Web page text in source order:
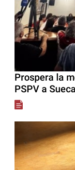
Prospera la
PSPV a Sueca